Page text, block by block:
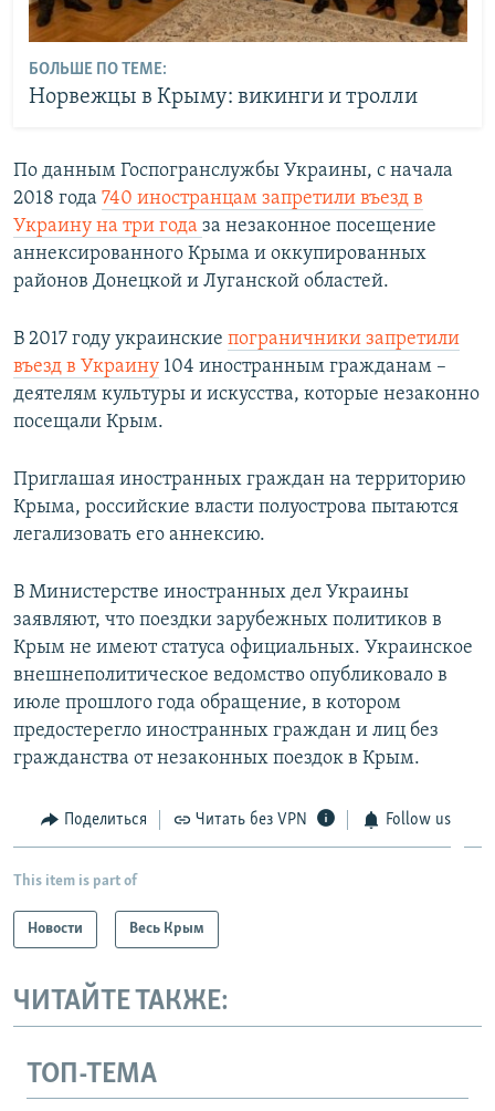
БОЛЬШЕ ПО ТЕМЕ:
Норвежцы в Крыму: викинги и тролли
По данным Госпогранслужбы Украины, с начала
2018 года 740 иностранцам запретили въезд в
Украину на три года за незаконное посещение
аннексированного Крыма и оккупированных
районов Донецкой и Луганской областей.
В 2017 году украинские пограничники запретили
въезд в Украину 104 иностранным гражданам –
деятелям культуры и искусства, которые незаконно
посещали Крым.
Приглашая иностранных граждан на территорию
Крыма, российские власти полуострова пытаются
легализовать его аннексию.
В Министерстве иностранных дел Украины
заявляют, что поездки зарубежных политиков в
Крым не имеют статуса официальных. Украинское
внешнеполитическое ведомство опубликовало в
июле прошлого года обращение, в котором
предостерегло иностранных граждан и лиц без
гражданства от незаконных поездок в Крым.
Поделиться Читать без VPN Follow us
This item is part of
Новости Весь Крым
ЧИТАЙТЕ ТАКЖЕ:
ТОП-ТЕМА